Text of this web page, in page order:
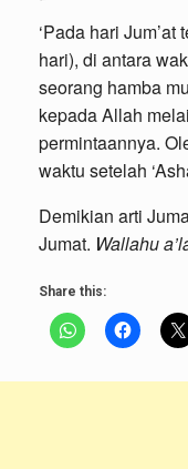
‘Pada hari
hari), di antara
seorang hamba
kepada Allah
permintaannya.
waktu setelah
Demikian arti
Jumat. Wallahu
Share this: